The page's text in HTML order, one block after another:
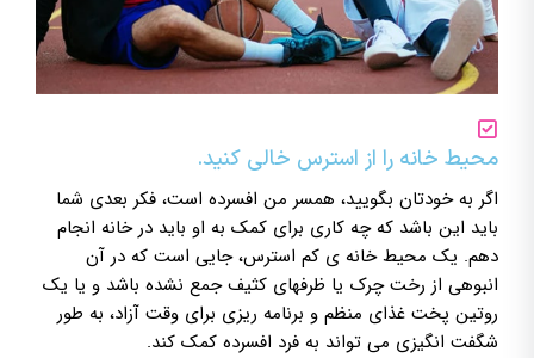
محیط خانه را از استرس خالی کنید.
اگر به خودتان بگویید، همسر من افسرده است، فکر بعدی شما
باید این باشد که چه کاری برای کمک به او باید در خانه انجام
دهم. یک محیط خانه ی کم استرس، جایی است که در آن
انبوهی از رخت چرک یا ظرفهای کثیف جمع نشده باشد و یا یک
روتین پخت غذای منظم و برنامه ریزی برای وقت آزاد، به طور
شگفت انگیزی می تواند به فرد افسرده کمک کند.